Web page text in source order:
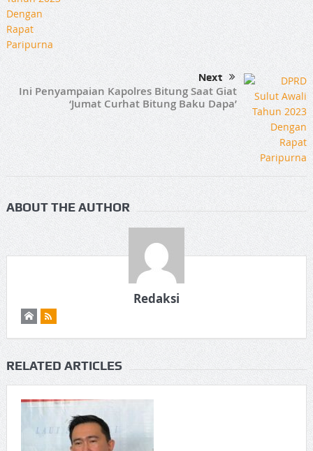
Next
Ini Penyampaian Kapolres Bitung Saat Giat
‘Jumat Curhat Bitung Baku Dapa’
ABOUT THE AUTHOR
Redaksi
RELATED ARTICLES